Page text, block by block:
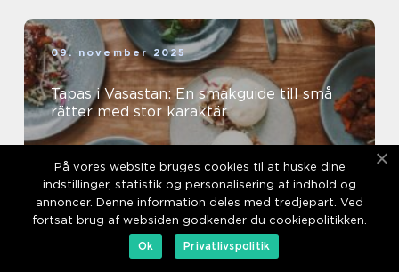
09. november 2025
Tapas i Vasastan: En smakguide till små
rätter med stor karaktär
01. november 2025
På vores website bruges cookies til at huske dine
indstillinger, statistik og personalisering af indhold og
annoncer. Denne information deles med tredjepart. Ved
fortsat brug af websiden godkender du cookiepolitikken.
Ok
Privatlivspolitik